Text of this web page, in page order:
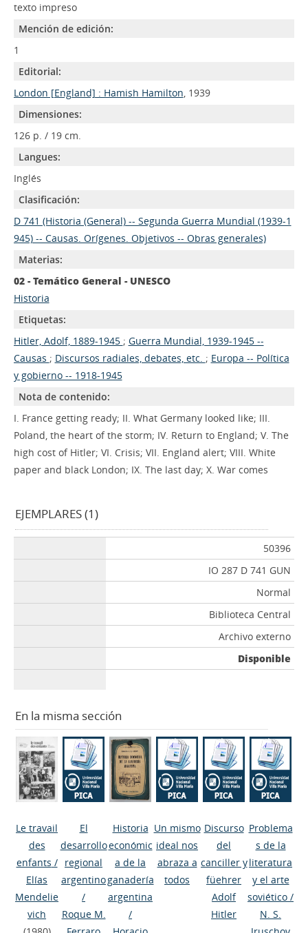
texto impreso
Mención de edición:
1
Editorial:
London [England] : Hamish Hamilton, 1939
Dimensiones:
126 p. / 19 cm.
Langues:
Inglés
Clasificación:
D 741 (Historia (General) -- Segunda Guerra Mundial (1939-1
945) -- Causas. Orígenes. Objetivos -- Obras generales)
Materias:
02 - Temático General - UNESCO
Historia
Etiquetas:
Hitler, Adolf, 1889-1945 ; Guerra Mundial, 1939-1945 --
Causas ; Discursos radiales, debates, etc. ; Europa -- Política
y gobierno -- 1918-1945
Nota de contenido:
I. France getting ready; II. What Germany looked like; III.
Poland, the heart of the storm; IV. Return to England; V. The
high cost of Hitler; VI. Crisis; VII. England alert; VIII. White
paper and black London; IX. The last day; X. War comes
EJEMPLARES (1)
50396
IO 287 D 741 GUN
Normal
Biblioteca Central
Archivo externo
Disponible
En la misma sección
Le travail
des
enfants /
Elías
Mendelie
vich
El
desarrollo
regional
argentino
/
Roque M.
Historia
económic
a de la
ganadería
argentina
/
Un mismo
ideal nos
abraza a
todos
Discurso
del
canciller y
füehrer
Adolf
Hitler
Problema
s de la
literatura
y el arte
soviético /
N. S.